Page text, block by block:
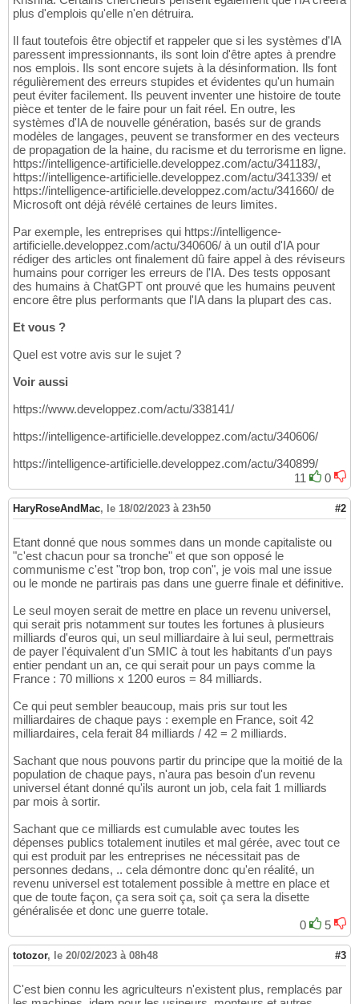
plus d'emplois qu'elle n'en détruira.
Il faut toutefois être objectif et rappeler que si les systèmes d'IA
paressent impressionnants, ils sont loin d'être aptes à prendre
nos emplois. Ils sont encore sujets à la désinformation. Ils font
régulièrement des erreurs stupides et évidentes qu'un humain
peut éviter facilement. Ils peuvent inventer une histoire de toute
pièce et tenter de le faire pour un fait réel. En outre, les
systèmes d'IA de nouvelle génération, basés sur de grands
modèles de langages, peuvent se transformer en des vecteurs
de propagation de la haine, du racisme et du terrorisme en ligne.
https://intelligence-artificielle.developpez.com/actu/341183/,
https://intelligence-artificielle.developpez.com/actu/341339/ et
https://intelligence-artificielle.developpez.com/actu/341660/ de
Microsoft ont déjà révélé certaines de leurs limites.
Par exemple, les entreprises qui https://intelligence-
artificielle.developpez.com/actu/340606/ à un outil d'IA pour
rédiger des articles ont finalement dû faire appel à des réviseurs
humains pour corriger les erreurs de l'IA. Des tests opposant
des humains à ChatGPT ont prouvé que les humains peuvent
encore être plus performants que l'IA dans la plupart des cas.
Et vous ?
Quel est votre avis sur le sujet ?
Voir aussi
https://www.developpez.com/actu/338141/
https://intelligence-artificielle.developpez.com/actu/340606/
https://intelligence-artificielle.developpez.com/actu/340899/
11
0
HaryRoseAndMac, le 18/02/2023 à 23h50 #2
Etant donné que nous sommes dans un monde capitaliste ou
"c'est chacun pour sa tronche" et que son opposé le
communisme c'est "trop bon, trop con", je vois mal une issue
ou le monde ne partirais pas dans une guerre finale et définitive.
Le seul moyen serait de mettre en place un revenu universel,
qui serait pris notamment sur toutes les fortunes à plusieurs
milliards d'euros qui, un seul milliardaire à lui seul, permettrais
de payer l'équivalent d'un SMIC à tout les habitants d'un pays
entier pendant un an, ce qui serait pour un pays comme la
France : 70 millions x 1200 euros = 84 milliards.
Ce qui peut sembler beaucoup, mais pris sur tout les
milliardaires de chaque pays : exemple en France, soit 42
milliardaires, cela ferait 84 milliards / 42 = 2 milliards.
Sachant que nous pouvons partir du principe que la moitié de la
population de chaque pays, n'aura pas besoin d'un revenu
universel étant donné qu'ils auront un job, cela fait 1 milliards
par mois à sortir.
Sachant que ce milliards est cumulable avec toutes les
dépenses publics totalement inutiles et mal gérée, avec tout ce
qui est produit par les entreprises ne nécessitait pas de
personnes dedans, .. cela démontre donc qu'en réalité, un
revenu universel est totalement possible à mettre en place et
que de toute façon, ça sera soit ça, soit ça sera la disette
généralisée et donc une guerre totale.
0
5
totozor, le 20/02/2023 à 08h48 #3
C'est bien connu les agriculteurs n'existent plus, remplacés par